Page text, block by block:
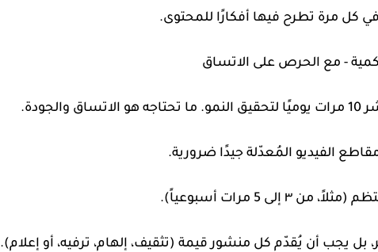
كل مرة تطرح فيها أفكارًا للمحتوى.
الفيديو المُعدّلة جيدًا ضرورية.
٣ إلى 5 مرات أسبوعياً).
بل يجب أن يُقدّم كل منشور قيمة (تثقيف، إلهام، ترفيه، أو إعلام).